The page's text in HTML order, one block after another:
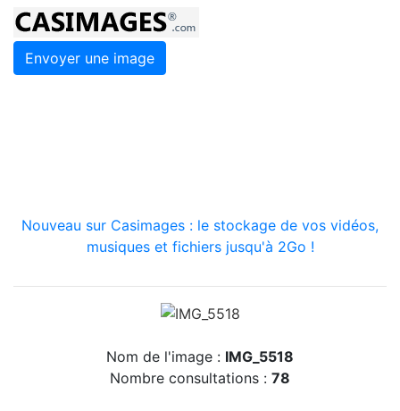
Envoyer une image
Nouveau sur Casimages : le stockage de vos vidéos,
musiques et fichiers jusqu'à 2Go !
Nom de l'image : IMG_5518
Nombre consultations : 78